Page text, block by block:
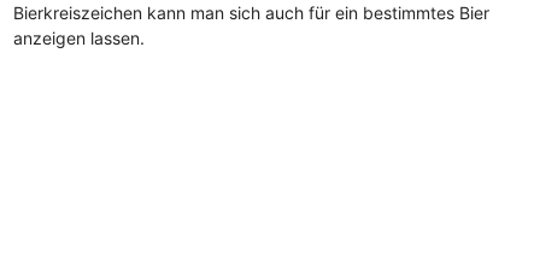
Bierkreiszeichen kann man sich auch für ein bestimmtes Bier
anzeigen lassen.